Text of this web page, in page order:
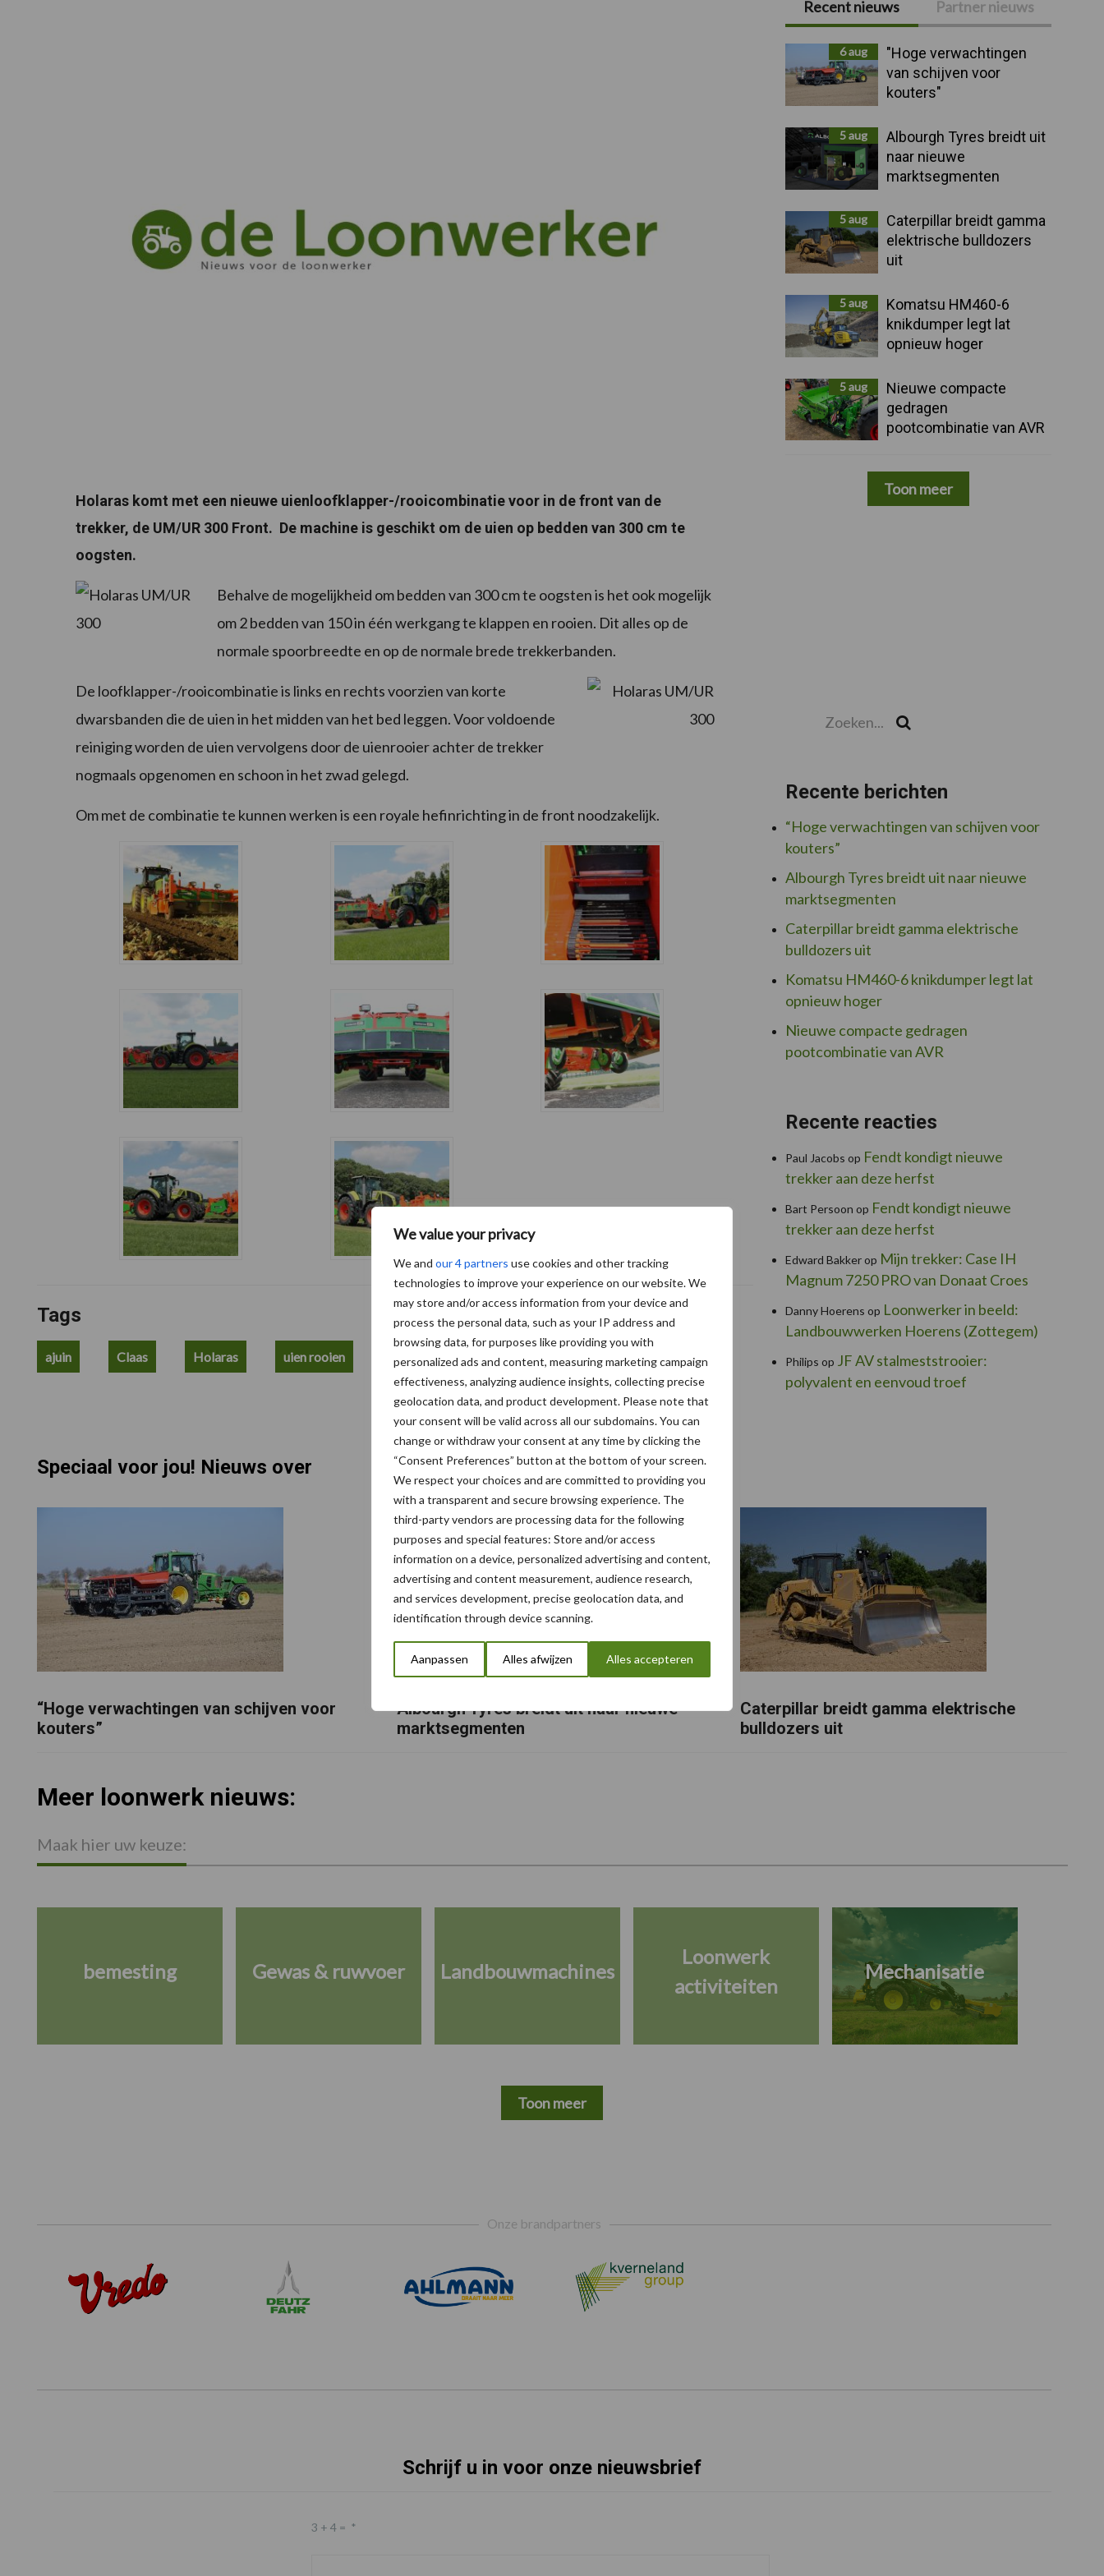
We value your privacy
We and our 4 partners use cookies and other tracking
technologies to improve your experience on our website. We
may store and/or access information from your device and
process the personal data, such as your IP address and
browsing data, for purposes like providing you with
personalized ads and content, measuring marketing campaign
effectiveness, analyzing audience insights, collecting precise
geolocation data, and product development. Please note that
your consent will be valid across all our subdomains. You can
change or withdraw your consent at any time by clicking the
“Consent Preferences” button at the bottom of your screen.
We respect your choices and are committed to providing you
with a transparent and secure browsing experience. The
third-party vendors are processing data for the following
purposes and special features: Store and/or access
information on a device, personalized advertising and content,
advertising and content measurement, audience research,
and services development, precise geolocation data, and
identification through device scanning.
Aanpassen Alles afwijzen Alles accepteren
Holaras komt met een nieuwe uienloofklapper-/rooicombinatie voor in de front van de
trekker, de UM/UR 300 Front. De machine is geschikt om de uien op bedden van 300 cm te
oogsten.
Behalve de mogelijkheid om bedden van 300 cm te oogsten is het ook mogelijk
om 2 bedden van 150 in één werkgang te klappen en rooien. Dit alles op de
normale spoorbreedte en op de normale brede trekkerbanden.
De loofklapper-/rooicombinatie is links en rechts voorzien van korte
dwarsbanden die de uien in het midden van het bed leggen. Voor voldoende
reiniging worden de uien vervolgens door de uienrooier achter de trekker
nogmaals opgenomen en schoon in het zwad gelegd.
Om met de combinatie te kunnen werken is een royale hefinrichting in de front noodzakelijk.
Tags
ajuin Claas Holaras uien rooien
Primaire
Sidebar
Recent nieuws Partner nieuws
6 aug
"Hoge verwachtingen
van schijven voor
kouters"
5 aug
Albourgh Tyres breidt uit
naar nieuwe
marktsegmenten
5 aug
Caterpillar breidt gamma
elektrische bulldozers
uit
5 aug
Komatsu HM460-6
knikdumper legt lat
opnieuw hoger
5 aug
Nieuwe compacte
gedragen
pootcombinatie van AVR
Toon meer
Recente berichten
“Hoge verwachtingen van schijven voor
kouters”
Albourgh Tyres breidt uit naar nieuwe
marktsegmenten
Caterpillar breidt gamma elektrische
bulldozers uit
Komatsu HM460-6 knikdumper legt lat
opnieuw hoger
Nieuwe compacte gedragen
pootcombinatie van AVR
Recente reacties
Paul Jacobs op Fendt kondigt nieuwe
trekker aan deze herfst
Bart Persoon op Fendt kondigt nieuwe
trekker aan deze herfst
Edward Bakkerop Mijn trekker: Case IH
Magnum 7250 PRO van Donaat Croes
Danny Hoerens op Loonwerker in beeld:
Landbouwwerken Hoerens (Zottegem)
Philips op JF AV stalmeststrooier:
polyvalent en eenvoud troef
Speciaal voor jou! Nieuws over
“Hoge verwachtingen van schijven voor
kouters”
Albourgh Tyres breidt uit naar nieuwe
marktsegmenten
Caterpillar breidt gamma elektrische
bulldozers uit
Meer loonwerk nieuws:
Maak hier uw keuze:
bemesting Gewas & ruwvoer Landbouwmachines
Loonwerk
activiteiten
Mechanisatie
Toon meer
Onze brandpartners
Schrijf u in voor onze nieuwsbrief
3 + 4 = *